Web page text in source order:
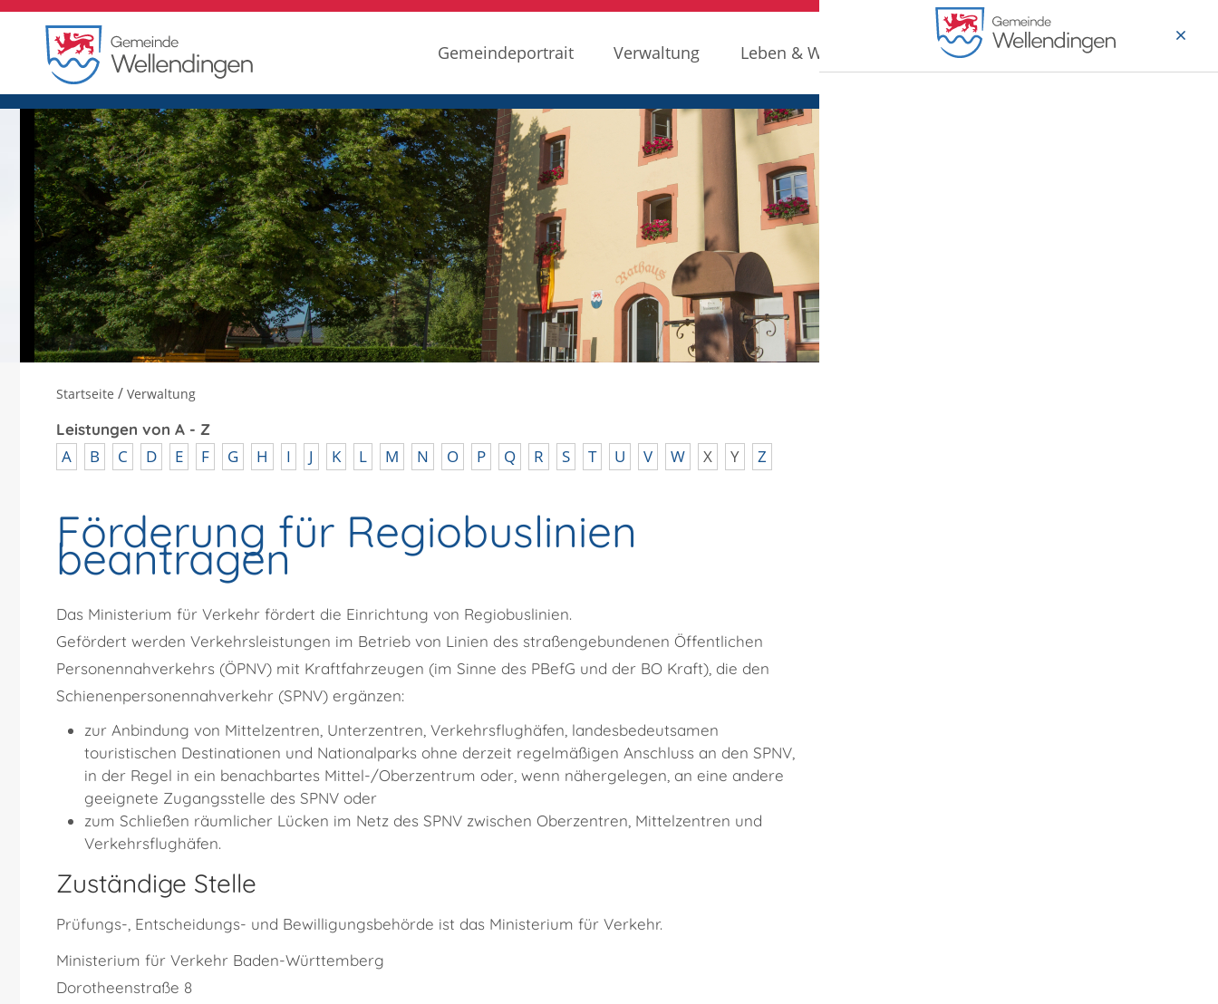
Gemeindeportrait Verwaltung Leben & Wohnen Wirtschaft & Arbeiten
Startseite / Verwaltung
Leistungen von A - Z
A B C D E F G H I J K L M N O P Q R S T U V W X Y Z
Förderung für Regiobuslinien
beantragen
Das Ministerium für Verkehr fördert die Einrichtung von Regiobuslinien.
Gefördert werden Verkehrsleistungen im Betrieb von Linien des straßengebundenen Öffentlichen
Personennahverkehrs (ÖPNV) mit Kraftfahrzeugen (im Sinne des PBefG und der BO Kraft), die den
Schienenpersonennahverkehr (SPNV) ergänzen:
zur Anbindung von Mittelzentren, Unterzentren, Verkehrsflughäfen, landesbedeutsamen
touristischen Destinationen und Nationalparks ohne derzeit regelmäßigen Anschluss an den SPNV,
in der Regel in ein benachbartes Mittel-/Oberzentrum oder, wenn nähergelegen, an eine andere
geeignete Zugangsstelle des SPNV oder
zum Schließen räumlicher Lücken im Netz des SPNV zwischen Oberzentren, Mittelzentren und
Verkehrsflughäfen.
Zuständige Stelle
Prüfungs-, Entscheidungs- und Bewilligungsbehörde ist das Ministerium für Verkehr.
Ministerium für Verkehr Baden-Württemberg
Dorotheenstraße 8